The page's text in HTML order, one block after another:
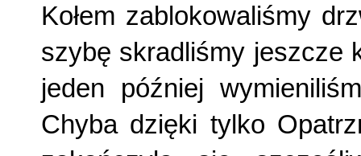
Kołem zablokowaliśmy
szybę skradliśmy jeszcze
jeden później
Chyba dzięki tylko